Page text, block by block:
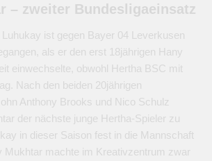
– zweiter Bundesligaeinsatz
ist gegen Bayer 04 Leverkusen
als er den erst 18jährigen Hany
einwechselte, obwohl Hertha BSC mit
Nach den beiden 20jährigen
Anthony Brooks und Nico Schulz
der nächste junge Hertha-Spieler zu
in dieser Saison fest in die Mannschaft
Mukhtar machte im Kreativzentrum zwar